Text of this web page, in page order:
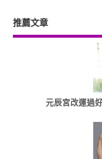
推薦文章
元辰宮改運過